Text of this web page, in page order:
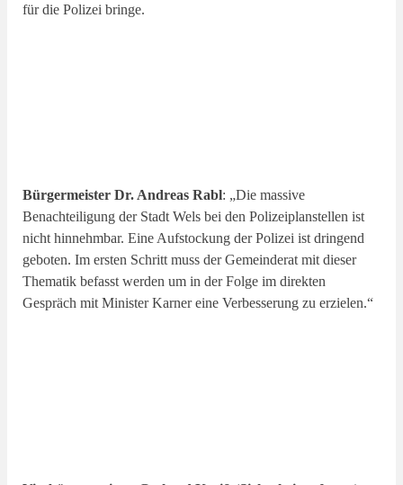
für die Polizei bringe.
Bürgermeister Dr. Andreas Rabl: „Die massive
Benachteiligung der Stadt Wels bei den Polizeiplanstellen ist
nicht hinnehmbar. Eine Aufstockung der Polizei ist dringend
geboten. Im ersten Schritt muss der Gemeinderat mit dieser
Thematik befasst werden um in der Folge im direkten
Gespräch mit Minister Karner eine Verbesserung zu erzielen.“